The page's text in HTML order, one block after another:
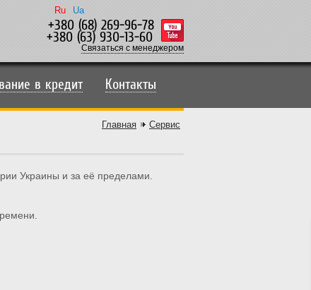
Ru Ua
+380 (68) 269-96-78
+380 (63) 930-13-60
Связаться с менеджером
в кредит Контакты
Главная Сервис
Украины и за её пределами.